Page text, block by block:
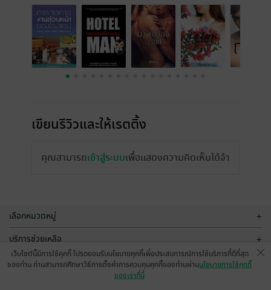
เขียนรีวิวและให้เรตติ้ง
คุณสามารถเข้าสู่ระบบเพื่อแสดงความคิดเห็นได้จ้า
เลือกหมวดหมู่ +
บริการช่วยเหลือ +
เกี่ยวกับเรา
เว็บไซต์นี้มีการใช้คุกกี้ โปรดยอมรับนโยบายคุกกี้เพื่อประสบการณ์การใช้บริการที่ดีที่สุด
ของท่าน ท่านสามารถศึกษาวิธีการตั้งค่าการควบคุมคุกกี้ของท่านผ่านนโยบายการใช้คุกกี้
ของเราที่นี่